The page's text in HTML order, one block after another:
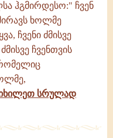
ჰგმირდესო:" ჩვენ
ხოლმე
ჩვენი ძმისვე
ჩვენთვის
სრულად